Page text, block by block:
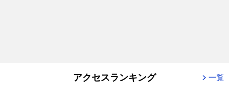
アクセスランキング 一覧